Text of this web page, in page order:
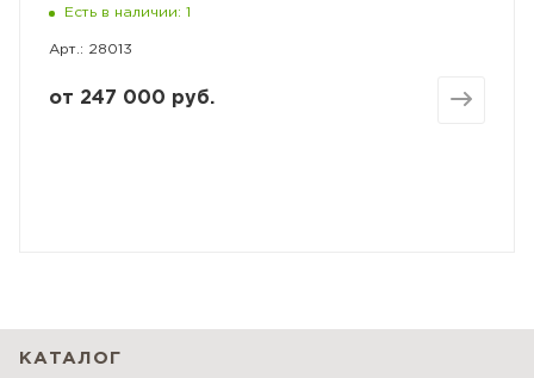
Есть в наличии: 1
Арт.: 28013
от 247 000 руб.
КАТАЛОГ